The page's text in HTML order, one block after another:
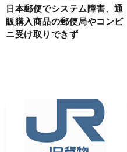
日本郵便でシステム障害、通
販購入商品の郵便局やコンビ
ニ受け取りできず